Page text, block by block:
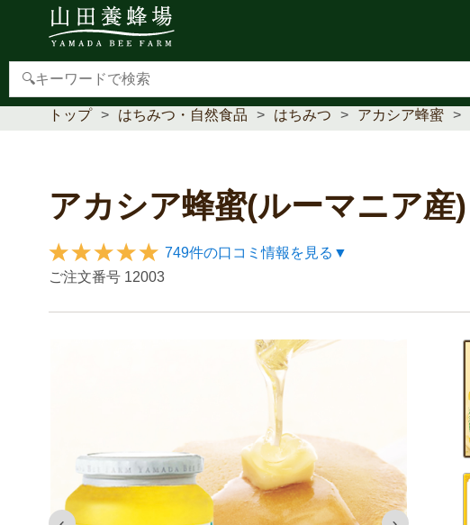
【重要】本人認証サービス(3Dセキュア2.0)導入のお知らせ
トップ はちみつ・自然食品 はちみつ アカシア蜂蜜
アカシア蜂蜜(ルーマニア産)
749件の口コミ情報を見る▼
ご注文番号 12003